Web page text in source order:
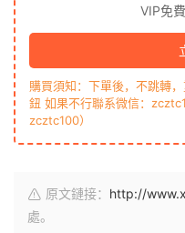
VIP免費
購買須知：下單後，不跳轉
鈕 如果不行聯系微信：
zcztc100）
原文鏈接： http://
處。